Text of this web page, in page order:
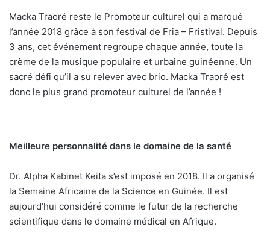
Macka Traoré reste le Promoteur culturel qui a marqué
l’année 2018 grâce à son festival de Fria – Fristival. Depuis
3 ans, cet événement regroupe chaque année, toute la
crème de la musique populaire et urbaine guinéenne. Un
sacré défi qu’il a su relever avec brio. Macka Traoré est
donc le plus grand promoteur culturel de l’année !
Meilleure personnalité dans le domaine de la santé
Dr. Alpha Kabinet Keita s’est imposé en 2018. Il a organisé
la Semaine Africaine de la Science en Guinée. Il est
aujourd’hui considéré comme le futur de la recherche
scientifique dans le domaine médical en Afrique.